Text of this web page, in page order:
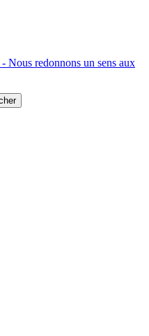
Nous redonnons un sens aux